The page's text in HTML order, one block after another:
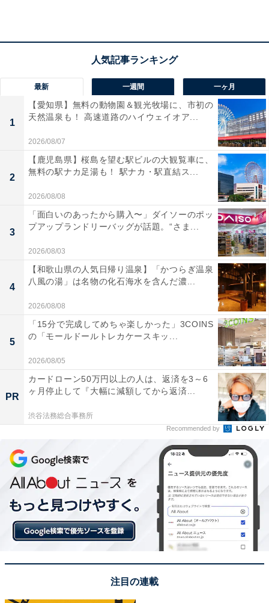
「富嶽温泉 花の湯」の口コミは？
「富嶽温泉 花の湯」には以下のような口コミが寄せられ
ています。
死海の塩の湯や高濃度炭酸泉、大露天風呂などお風
呂の種類が非常に充実しており、一日中飽きずに温
泉を満喫できる。
麦飯石塩サウナや低温の備長炭サウナなど、バリエ
ーション豊かなサウナが揃っており、体の芯からリ
館内の清掃が行き届いていて非常に清潔感があり、
スタッフの対応も丁寧で心地よいため、家族連れで
次ページ
最新 一週間 一ヶ月
1
【愛知県】無料の動物園＆観光牧場に、市初の
天然温泉も！ 高速道路のハイウェイオア...
2026/08/07
2
【鹿児島県】桜島を望む駅ビルの大観覧車に、
無料の駅ナカ足湯も！ 駅ナカ・駅直結ス...
2026/08/08
3
「面白いのあったから購入〜」ダイソーのポッ
プアップランドリーバッグが話題。“さま...
2026/08/03
4
【和歌山県の人気日帰り温泉】「かつらぎ温泉
八風の湯」は名物の化石海水を含んだ濃...
2026/08/08
5
「15分で完成してめちゃ楽しかった」3COINS
の「モールドールトレカケースキッ...
2026/08/05
PR
カードローン50万円以上の人は、返済を3～6
ヶ月停止して『大幅に減額してから返済...
渋谷法務総合事務所
Recommended by
注目の連載